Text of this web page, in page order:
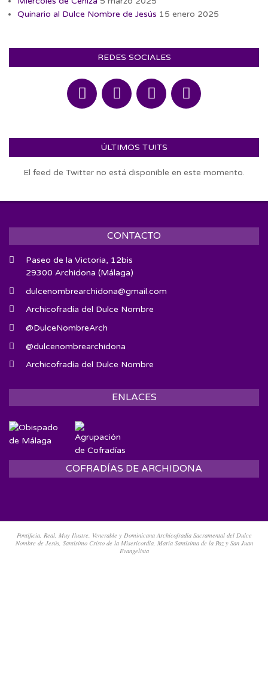
Quinario al Dulce Nombre de Jesús 15 enero 2025
REDES SOCIALES
ÚLTIMOS TUITS
El feed de Twitter no está disponible en este momento.
CONTACTO
Paseo de la Victoria, 12bis
29300 Archidona (Málaga)
dulcenombrearchidona@gmail.com
Archicofradía del Dulce Nombre
@DulceNombreArch
@dulcenombrearchidona
Archicofradía del Dulce Nombre
ENLACES
COFRADÍAS DE ARCHIDONA
Pontificia, Real, Muy Ilustre, Venerable y Dominicana Archicofradía Sacramental del Dulce
Nombre de Jesús, Santísimo Cristo de la Misericordia, María Santísima de la Paz y San Juan
Evangelista